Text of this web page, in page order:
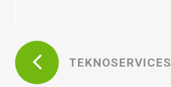
TEKNOSERVICES